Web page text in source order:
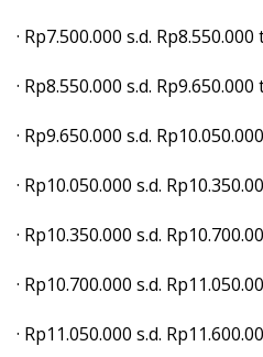
· Rp7.500.000 s.d.
· Rp8.550.000 s.d.
· Rp9.650.000 s.d.
· Rp10.050.000 s.d.
· Rp10.350.000 s.d.
· Rp10.700.000 s.d.
· Rp11.050.000 s.d.